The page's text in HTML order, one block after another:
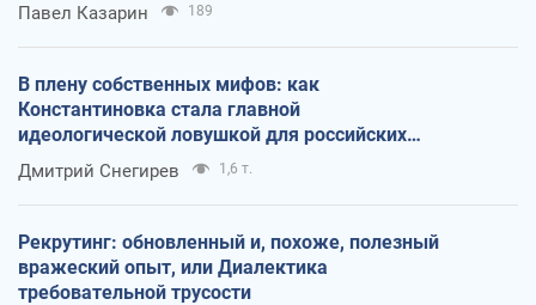
Павел Казарин 189
В плену собственных мифов: как
Константиновка стала главной
идеологической ловушкой для российских
оккупантов
Дмитрий Снегирев 1,6 т.
Рекрутинг: обновленный и, похоже, полезный
вражеский опыт, или Диалектика
требовательной трусости